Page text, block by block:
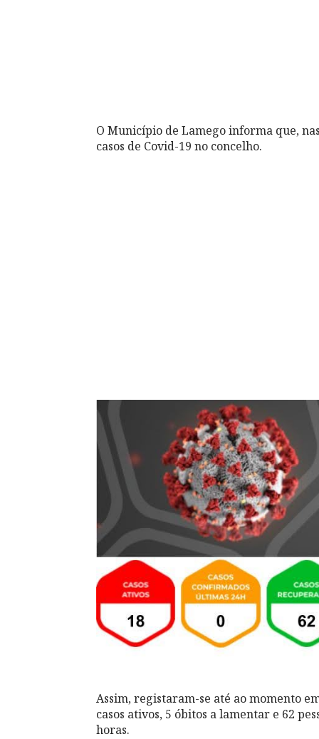
O Município de Lamego informa que,
casos de Covid-19 no concelho.
Assim, registaram-se até ao momento
casos ativos, 5 óbitos a lamentar e 62
horas.